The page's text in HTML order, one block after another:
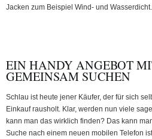
Jacken zum Beispiel Wind- und
EIN HANDY ANGEBOT
GEMEINSAM SUCHEN
Schlau ist heute jener Käufer, der für sich
Einkauf rausholt. Klar, werden nun viele
kann man das wirklich finden? Das kann
Suche nach einem neuen mobilen Telefon